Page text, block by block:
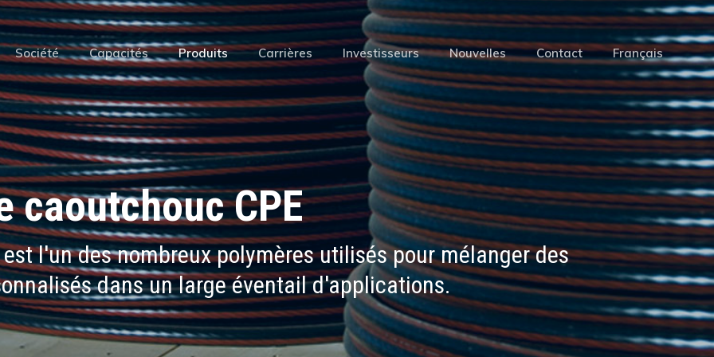
Société Capacités Produits Carrières Investisseurs Nouvelles Contact Français
caoutchouc CPE
l'un des nombreux polymères utilisés pour mélanger des
dans un large éventail d'applications.
Menu